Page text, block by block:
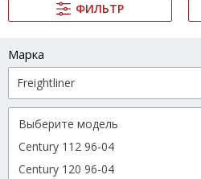
ФИЛЬТР
Марка